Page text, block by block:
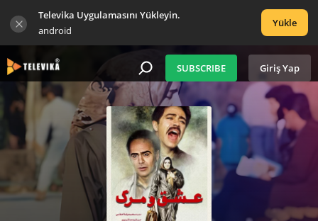
Televika Uygulamasını Yükleyin.
android
Yükle
SUBSCRIBE Giriş Yap